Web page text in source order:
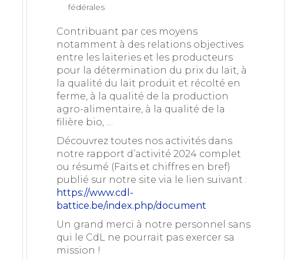
fédérales
Contribuant par ces moyens
notamment à des relations objectives
entre les laiteries et les producteurs
pour la détermination du prix du lait, à
la qualité du lait produit et récolté en
ferme, à la qualité de la production
agro-alimentaire, à la qualité de la
filière bio, …
Découvrez toutes nos activités dans
notre rapport d’activité 2024 complet
ou résumé (Faits et chiffres en bref)
publié sur notre site via le lien suivant :
https://www.cdl-
battice.be/index.php/document
Un grand merci à notre personnel sans
qui le CdL ne pourrait pas exercer sa
mission !